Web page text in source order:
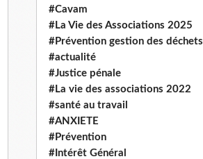
#Cavam
#La Vie des Associations 2025
#Prévention gestion des déchets
#actualité
#Justice pénale
#La vie des associations 2022
#santé au travail
#ANXIETE
#Prévention
#Intérêt Général